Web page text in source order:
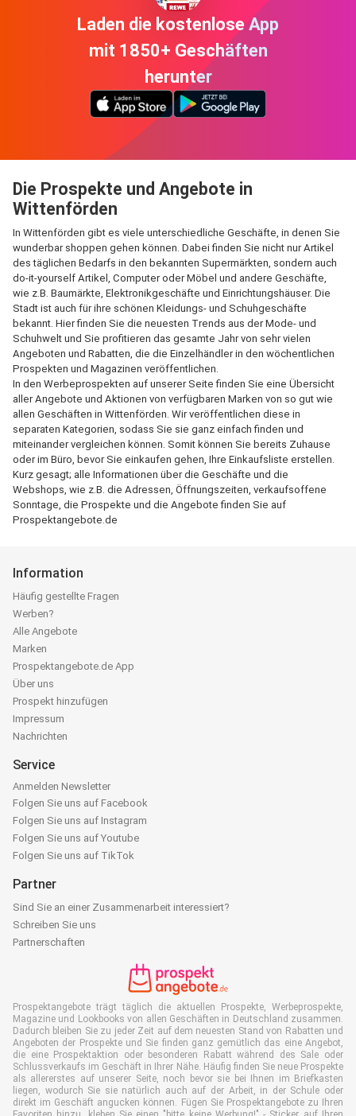
Laden die kostenlose App
mit 1850+ Geschäften
herunter
Die Prospekte und Angebote in
Wittenförden
In Wittenförden gibt es viele unterschiedliche Geschäfte, in denen Sie
wunderbar shoppen gehen können. Dabei finden Sie nicht nur Artikel
des täglichen Bedarfs in den bekannten Supermärkten, sondern auch
do-it-yourself Artikel, Computer oder Möbel und andere Geschäfte,
wie z.B. Baumärkte, Elektronikgeschäfte und Einrichtungshäuser. Die
Stadt ist auch für ihre schönen Kleidungs- und Schuhgeschäfte
bekannt. Hier finden Sie die neuesten Trends aus der Mode- und
Schuhwelt und Sie profitieren das gesamte Jahr von sehr vielen
Angeboten und Rabatten, die die Einzelhändler in den wöchentlichen
Prospekten und Magazinen veröffentlichen.
In den Werbeprospekten auf unserer Seite finden Sie eine Übersicht
aller Angebote und Aktionen von verfügbaren Marken von so gut wie
allen Geschäften in Wittenförden. Wir veröffentlichen diese in
separaten Kategorien, sodass Sie sie ganz einfach finden und
miteinander vergleichen können. Somit können Sie bereits Zuhause
oder im Büro, bevor Sie einkaufen gehen, Ihre Einkaufsliste erstellen.
Kurz gesagt; alle Informationen über die Geschäfte und die
Webshops, wie z.B. die Adressen, Öffnungszeiten, verkaufsoffene
Sonntage, die Prospekte und die Angebote finden Sie auf
Prospektangebote.de
Information
Häufig gestellte Fragen
Werben?
Alle Angebote
Marken
Prospektangebote.de App
Über uns
Prospekt hinzufügen
Impressum
Nachrichten
Service
Anmelden Newsletter
Folgen Sie uns auf Facebook
Folgen Sie uns auf Instagram
Folgen Sie uns auf Youtube
Folgen Sie uns auf TikTok
Partner
Sind Sie an einer Zusammenarbeit interessiert?
Schreiben Sie uns
Partnerschaften
Prospektangebote trägt täglich die aktuellen Prospekte, Werbeprospekte,
Magazine und Lookbooks von allen Geschäften in Deutschland zusammen.
Dadurch bleiben Sie zu jeder Zeit auf dem neuesten Stand von Rabatten und
Angeboten der Prospekte und Sie finden ganz gemütlich das eine Angebot,
die eine Prospektaktion oder besonderen Rabatt während des Sale oder
Schlussverkaufs im Geschäft in Ihrer Nähe. Häufig finden Sie neue Prospekte
als allererstes auf unserer Seite, noch bevor sie bei Ihnen im Briefkasten
liegen, wodurch Sie sie natürlich auch auf der Arbeit, in der Schule oder
direkt im Geschäft angucken können. Fügen Sie Prospektangebote zu Ihren